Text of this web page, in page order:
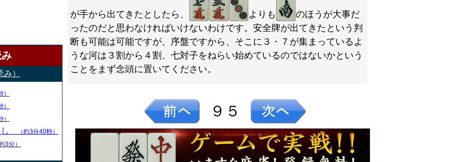
）
し （約3分40秒）
3分）
が手から出てきたとしたら、 よりも
のほうが大事だ
ったのだと思わなければいけないわけです。安全牌が出てきたという判
断も可能は可能ですが、序盤ですから、そこに３・７が集まっているよ
うな河は３割から４割、七対子をねらい始めているのではないかという
ことをまず念頭に置いてください。
９５